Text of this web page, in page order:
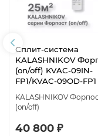
Сплит-система
KALASHNIKOV
(on/off) KVAC-09IN-
FP1/KVAC-09OD-FP1
KALASHNIKOV
(on/off)
40 800 ₽